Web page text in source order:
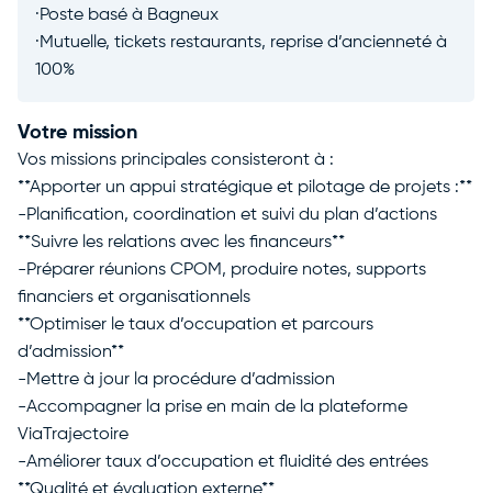
·Poste basé à Bagneux
·Mutuelle, tickets restaurants, reprise d’ancienneté à
100%
Votre mission
Vos missions principales consisteront à :
**Apporter un appui stratégique et pilotage de projets :**
-Planification, coordination et suivi du plan d’actions
**Suivre les relations avec les financeurs**
-Préparer réunions CPOM, produire notes, supports
financiers et organisationnels
**Optimiser le taux d’occupation et parcours
d’admission**
-Mettre à jour la procédure d’admission
-Accompagner la prise en main de la plateforme
ViaTrajectoire
-Améliorer taux d’occupation et fluidité des entrées